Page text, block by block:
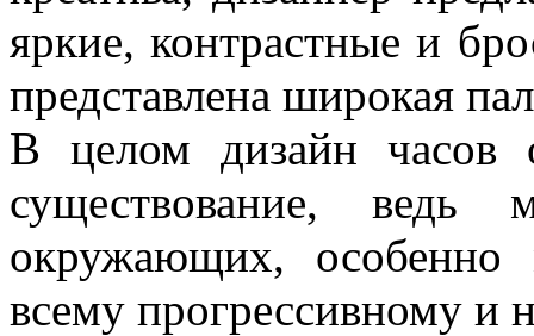
яркие, контрастные и
представлена широкая
В целом дизайн часов
существование, ведь
окружающих, особенно
всему прогрессивному и